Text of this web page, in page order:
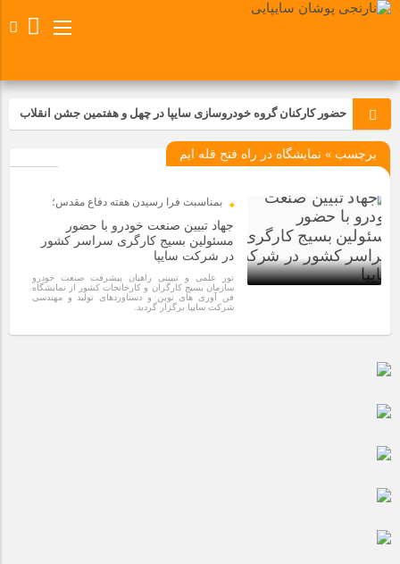
حضور کارکنان گروه خودروسازی سایپا در چهل و هفتمین جشن انقلاب
تجدید بیعت کارکنان شرکت پارس خودرو با آرمان های رهبر کبیر و فقید
مسابقات ورزشی در مگاموتوربا استقبال کارکنان برگزار شد
مراسم عزاداری و ذکرمصیبت سالروز شهادت امام محمدتقی(ع) در
شرکت زامیاد
تجربه‌ای میدانی از صنعت برای دانش‌آموزان فنی‌وحرفه‌ای؛ بازدید
برچسب » نمایشگاه در راه فتح قله ایم
بمناسبت فرا رسیدن هفته دفاع مقدس؛
جهاد تبیین صنعت خودرو با حضور
مسئولین بسیج کارگری سراسر کشور
در شرکت سایپا
تور علمی و تبیینی راهیان پیشرفت صنعت خودرو
سازمان بسیج کارگران و کارخانجات کشور از نمایشگاه
فن آوری های نوین و دستاوردهای تولید و مهندسی
شرکت سایپا برگزار گردید.